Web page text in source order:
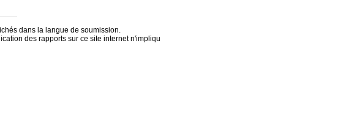
dans la langue de soumission.
des rapports sur ce site internet n'impliqu